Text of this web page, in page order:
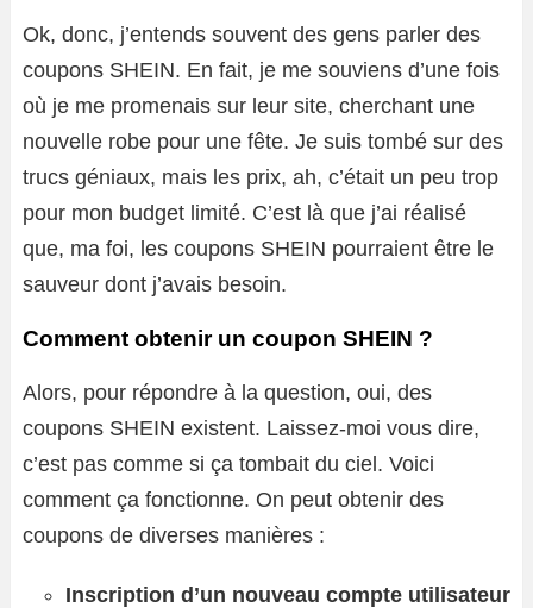
Ok, donc, j’entends souvent des gens parler des
coupons SHEIN. En fait, je me souviens d’une fois
où je me promenais sur leur site, cherchant une
nouvelle robe pour une fête. Je suis tombé sur des
trucs géniaux, mais les prix, ah, c’était un peu trop
pour mon budget limité. C’est là que j’ai réalisé
que, ma foi, les coupons SHEIN pourraient être le
sauveur dont j’avais besoin.
Comment obtenir un coupon SHEIN ?
Alors, pour répondre à la question, oui, des
coupons SHEIN existent. Laissez-moi vous dire,
c’est pas comme si ça tombait du ciel. Voici
comment ça fonctionne. On peut obtenir des
coupons de diverses manières :
Inscription d’un nouveau compte utilisateur